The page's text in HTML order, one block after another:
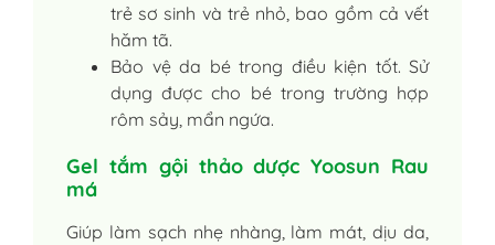
trẻ sơ sinh và trẻ nhỏ, bao gồm cả vết
hăm tã.
Bảo vệ da bé trong điều kiện tốt. Sử
dụng được cho bé trong trường hợp
rôm sảy, mẩn ngứa.
Gel tắm gội thảo dược Yoosun Rau
má
Giúp làm sạch nhẹ nhàng, làm mát, dịu da,